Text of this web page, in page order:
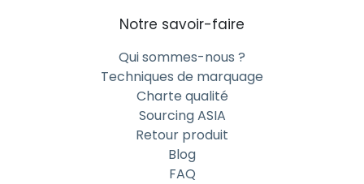
Notre savoir-faire
Qui sommes-nous ?
Techniques de marquage
Charte qualité
Sourcing ASIA
Retour produit
Blog
FAQ